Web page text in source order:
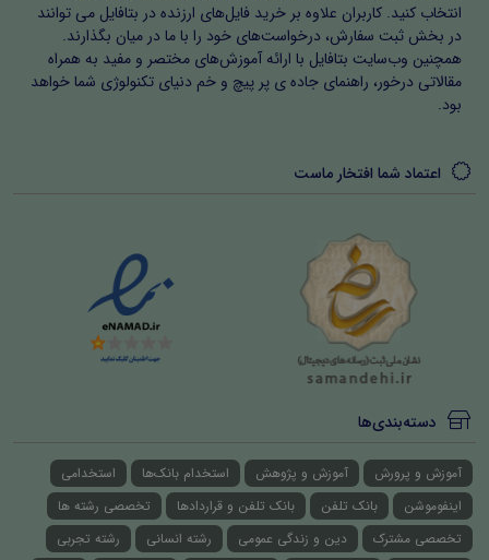
انتخاب کنید. کاربران علاوه بر خرید فایل‌های ارزنده در بتافایل می توانند
در بخش ثبت سفارش، درخواست‌های خود را با ما در میان بگذارند.
همچنین وب‌سایت بتافایل با ارائه آموزش‌های مختصر و مفید به همراه
مقالاتی درخور، راهنمای جاده ی پر پیچ و خم دنیای تکنولوژی شما خواهد
بود.
اعتماد شما افتخار ماست
دسته‌بندی‌ها
آموزش و پرورش آموزش و پژوهش استخدام بانک‌ها
استخدامی
اینفوموشن
بانک تلفن بانک تلفن و قراردادها
تخصصی رشته ها
تخصصی مشترک
دین و زندگی عمومی رشته انسانی رشته تجربی